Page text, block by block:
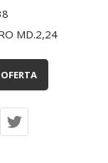
MD.2,24